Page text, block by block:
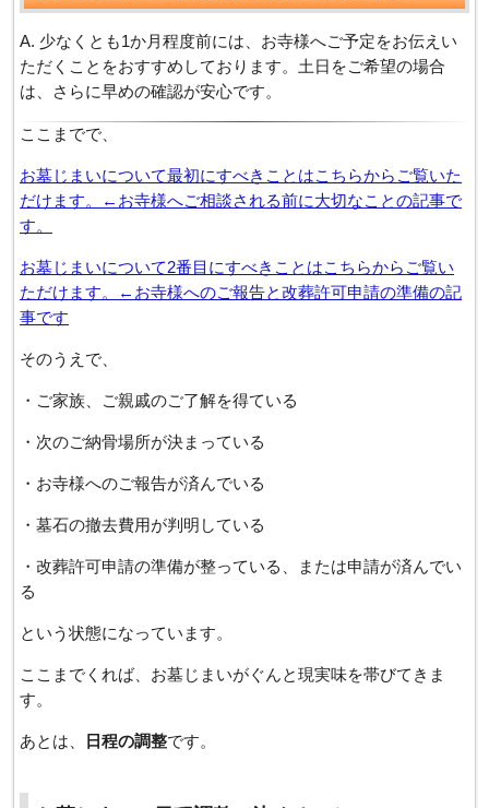
A. 少なくとも1か月程度前には、お寺様へご予定をお伝えい
ただくことをおすすめしております。土日をご希望の場合
は、さらに早めの確認が安心です。
ここまでで、
お墓じまいについて最初にすべきことはこちらからご覧いた
だけます。←お寺様へご相談される前に大切なことの記事で
す。
お墓じまいについて2番目にすべきことはこちらからご覧い
ただけます。←お寺様へのご報告と改葬許可申請の準備の記
事です
そのうえで、
・ご家族、ご親戚のご了解を得ている
・次のご納骨場所が決まっている
・お寺様へのご報告が済んでいる
・墓石の撤去費用が判明している
・改葬許可申請の準備が整っている、または申請が済んでい
る
という状態になっています。
ここまでくれば、お墓じまいがぐんと現実味を帯びてきま
す。
あとは、 日程の調整です。